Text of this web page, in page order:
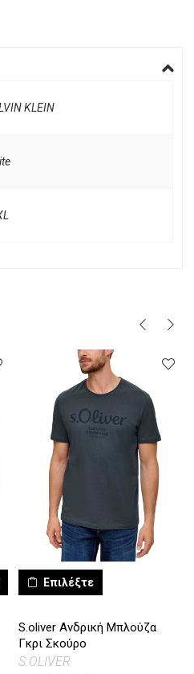
KLEIN
Επιλέξτε
S.oliver Ανδρική Μπλούζα
Γκρι Σκούρο
S.OLIVER